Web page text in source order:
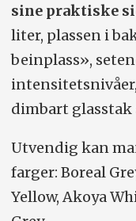
sine praktiske
liter, plassen i
beinplass»,
dimbart
Utvendig kan
farger: Boreal
Yellow, Akoya